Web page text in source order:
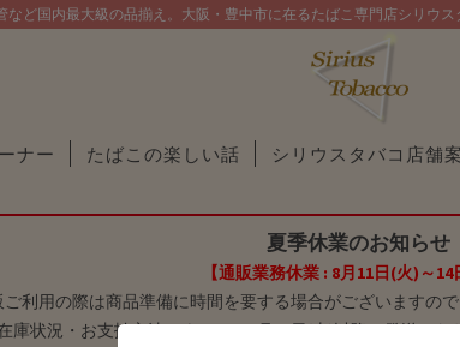
ど国内最大級の品揃え。大阪・豊中市に在るたばこ専門店シリウス
ナー たばこの楽しい話 シリウスタバコ店舗
夏季休業のお知らせ
【通販業務休業 : 8月11日(火)～14
利用の際は商品準備に時間を要する場合がございますの
庫状況・お支払方法によっては8月15日(土)以降の発送とな